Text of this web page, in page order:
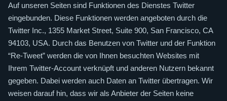
Auf unseren Seiten sind Funktionen des Dienstes Twitter
eingebunden. Diese Funktionen werden angeboten durch die
Twitter Inc., 1355 Market Street, Suite 900, San Francisco, CA
94103, USA. Durch das Benutzen von Twitter und der Funktion
“Re-Tweet” werden die von Ihnen besuchten Websites mit
Ihrem Twitter-Account verknüpft und anderen Nutzern bekannt
gegeben. Dabei werden auch Daten an Twitter übertragen. Wir
weisen darauf hin, dass wir als Anbieter der Seiten keine